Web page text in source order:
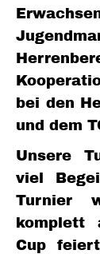
bei den
und dem
Unsere
viel
Turnier
komplett
Cup